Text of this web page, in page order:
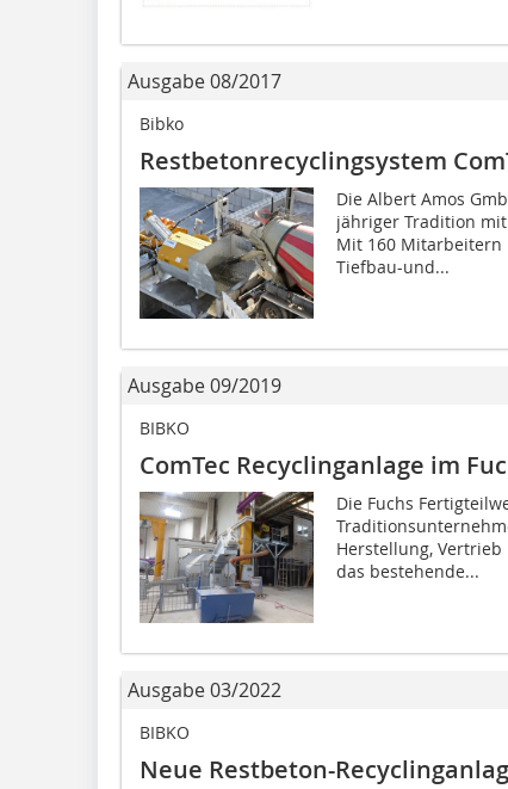
Ausgabe 08/2017
Bibko
Restbetonrecyclingsystem
Die Albert Amos
jähriger Tradition
Mit 160 Mitarbeitern
Tiefbau-und...
Ausgabe 09/2019
BIBKO
ComTec Recyclinganlage im
Die Fuchs
Herstellung,
das bestehende...
Ausgabe 03/2022
BIBKO
Neue Restbeton-